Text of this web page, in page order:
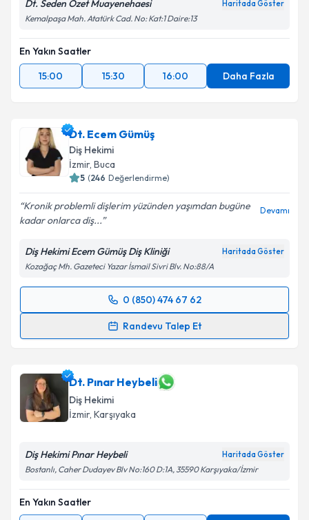
Dt. Seden Özet Muayenehaesi Haritada Göster
Kemalpaşa Mah. Atatürk Cad. No: Kat:1 Daire:13
En Yakın Saatler
15:00
15:30 16:00 Daha Fazla
Dt. Ecem Gümüş
Diş Hekimi
İzmir, Buca
5 (246 Değerlendirme)
Kronik problemli dişlerim yüzünden yaşımdan bugüne
kadar onlarca diş...
Devamı
Diş Hekimi Ecem Gümüş Diş Kliniği Haritada Göster
Kozağaç Mh. Gazeteci Yazar İsmail Sivri Blv. No:88/A
0 (850) 474 67 62
Randevu Talep Et
Randevu Takvimi Talebi
takvim hazırlandığında e-posta ile bilgilendireceğiz.
E-posta Adresiniz
Kişisel verilerimin işlenmesine ilişkinAydınlatma
Metni'ni okudum ve kişisel verilerimin belirtilen
kapsamda işlenmesini kabul ediyorum.
Dt. Pınar Heybeli
Diş Hekimi
İzmir, Karşıyaka
Diş Hekimi Pınar Heybeli Haritada Göster
Bostanlı, Caher Dudayev Blv No:160 D:1A, 35590 Karşıyaka/İzmir
En Yakın Saatler